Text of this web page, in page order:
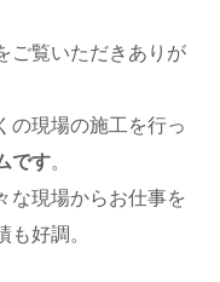
ご覧いただきありが
の現場の施工を行っ
です。
な現場からお仕事を
好調。